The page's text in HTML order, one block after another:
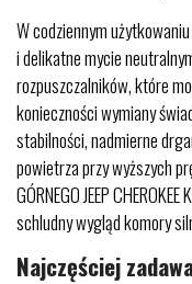
W codziennym
i delikatne mycie
rozpuszczalników, które
konieczności wymiany
stabilności, nadmierne
powietrza przy wyższych
GÓRNEGO JEEP
schludny wygląd komory
Najczęściej